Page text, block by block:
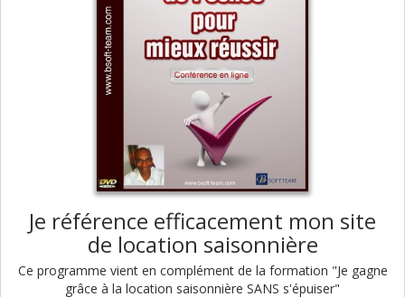
Je référence efficacement mon site
de location saisonnière
Ce programme vient en complément de la formation "Je gagne
grâce à la location saisonnière SANS s'épuiser"